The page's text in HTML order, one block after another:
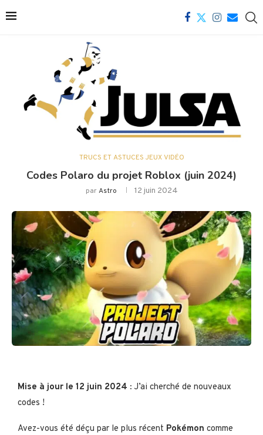
TRUCS ET ASTUCES JEUX VIDÉO
Codes Polaro du projet Roblox (juin 2024)
parAstro 12 juin 2024
Mise à jour le 12 juin 2024 : J’ai cherché de nouveaux
codes !
Avez-vous été déçu par le plus récent Pokémon comme